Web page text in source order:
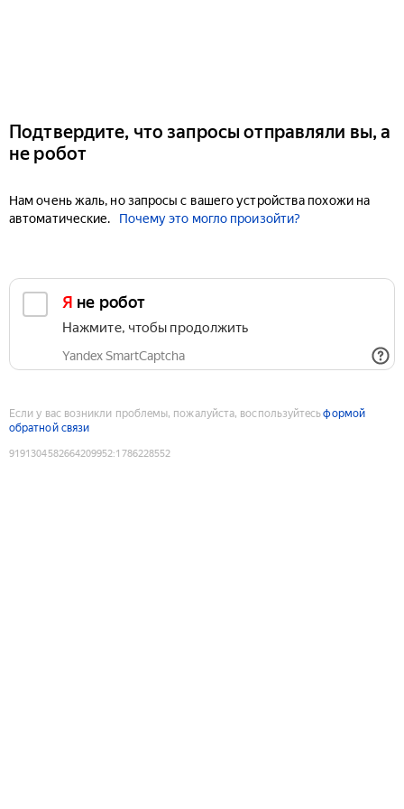
Подтвердите, что запросы отправляли вы, а
не робот
Нам очень жаль, но запросы с вашего устройства похожи на
автоматические.
Почему это могло произойти?
Я не робот
Нажмите, чтобы продолжить
Yandex SmartCaptcha
Если у вас возникли проблемы, пожалуйста, воспользуйтесьформой
обратной связи
9191304582664209952:1786228552